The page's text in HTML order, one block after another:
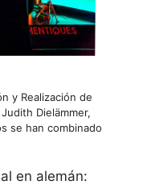
y Realización de
Dielämmer,
se han combinado
en alemán: